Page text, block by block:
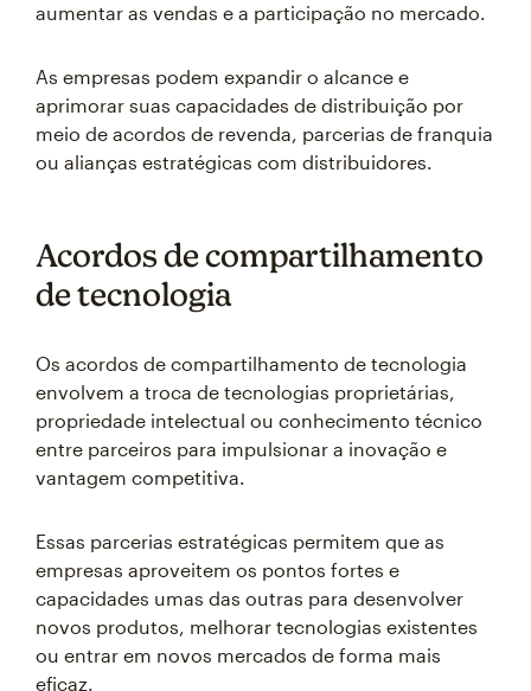
aumentar as vendas e a participação no mercado.
As empresas podem expandir o alcance e
aprimorar suas capacidades de distribuição por
meio de acordos de revenda, parcerias de franquia
ou alianças estratégicas com distribuidores.
Acordos de compartilhamento
de tecnologia
Os acordos de compartilhamento de tecnologia
envolvem a troca de tecnologias proprietárias,
propriedade intelectual ou conhecimento técnico
entre parceiros para impulsionar a inovação e
vantagem competitiva.
Essas parcerias estratégicas permitem que as
empresas aproveitem os pontos fortes e
capacidades umas das outras para desenvolver
novos produtos, melhorar tecnologias existentes
ou entrar em novos mercados de forma mais
eficaz.